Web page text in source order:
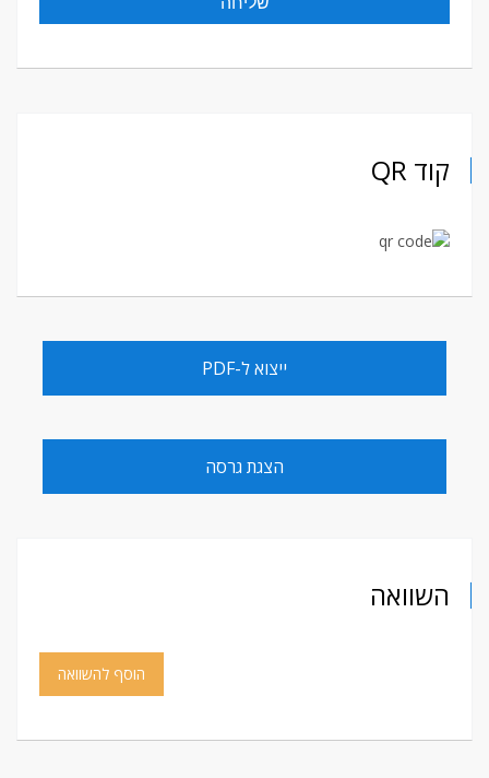
קוד QR
ייצוא ל-PDF
הצגת גרסה
השוואה
הוסף להשוואה